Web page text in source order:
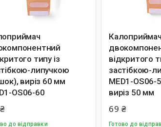
типу із
липучкою
виріз 60 мм
OS06-60
до відправки
Калоприймач
відкритого
застібкою-
MED1-OS06-
виріз 50 мм
69 ₴
Готово до